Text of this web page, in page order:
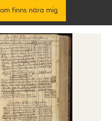
finns nära mig